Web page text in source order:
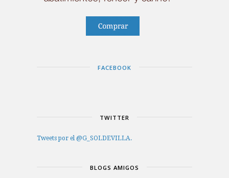
FACEBOOK
TWITTER
Tweets por el @G_SOLDEVILLA.
BLOGS AMIGOS